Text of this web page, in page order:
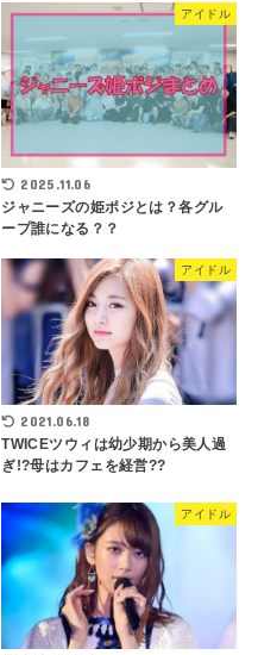
アイドル
2025.11.06
ジャニーズの姫ポジとは？各グル
ープ誰になる？？
アイドル
2021.06.18
TWICEツウィは幼少期から美人過
ぎ!?母はカフェを経営??
アイドル